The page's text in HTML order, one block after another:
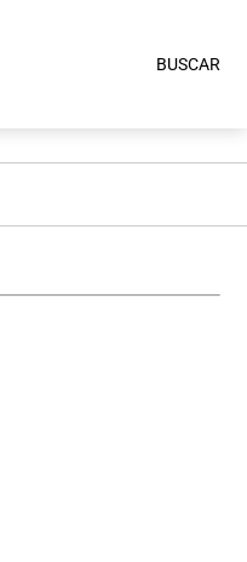
BUSCAR